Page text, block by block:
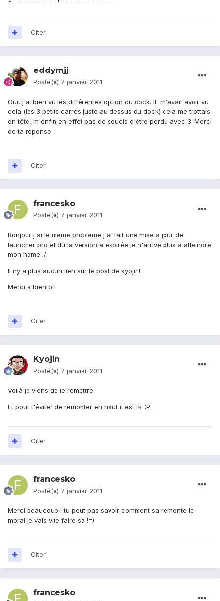
Citer
eddymjj
Posté(e) 7 janvier 2011
Oui, j'ai bien vu les différentes option du dock. IL m'avait avoir vu
cela (les 3 petits carrés juste au dessus du dock) cela me trottais
en tête, m'enfin en effet pas de soucis d'être perdu avec 3. Merci
de ta réponse.
Citer
francesko
Posté(e) 7 janvier 2011
Bonjour j'ai le meme probleme j'ai fait une mise a jour de
launcher pro et du la version a expirée je n'arrive plus a atteindre
mon home :/
Il ny a plus aucun lien sur le post de kyojin!
Merci a bientot!
Citer
Kyojin
Posté(e) 7 janvier 2011
Voilà je viens de le remettre.
Et pour t'éviter de remonter en haut il est là. :P
Citer
francesko
Posté(e) 7 janvier 2011
Merci beaucoup ! tu peut pas savoir comment sa remonte le
moral je vais vite faire sa !=)
Citer
francesko